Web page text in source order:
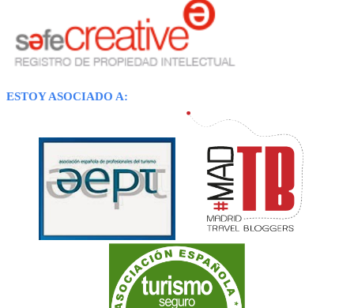
ESTOY ASOCIADO A: